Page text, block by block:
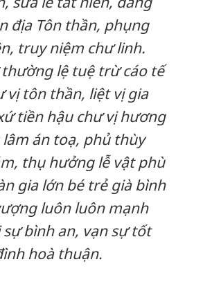
địa Tôn thần, phụng
truy niệm chư linh.
lệ tuệ trừ cáo tế
vị tôn thần, liệt vị gia
tiền hậu chư vị hương
án toạ, phủ thùy
thụ hưởng lễ vật phù
gia lớn bé trẻ già bình
luôn luôn mạnh
bình an, vạn sự tốt
hoà thuận.